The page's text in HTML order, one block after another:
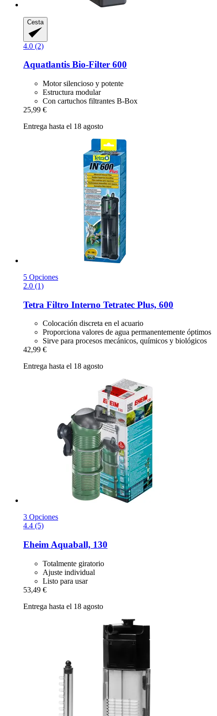
Cesta
4.0 (2)
Aquatlantis Bio-​Filter 600
Motor silencioso y potente
Estructura modular
Con cartuchos filtrantes B-Box
25,99 €
Entrega hasta el 18 agosto
5 Opciones
2.0 (1)
Tetra Filtro Interno Tetratec Plus, 600
Colocación discreta en el acuario
Proporciona valores de agua permanentemente óptimos
Sirve para procesos mecánicos, químicos y biológicos
42,99 €
Entrega hasta el 18 agosto
3 Opciones
4.4 (5)
Eheim Aquaball, 130
Totalmente giratorio
Ajuste individual
Listo para usar
53,49 €
Entrega hasta el 18 agosto